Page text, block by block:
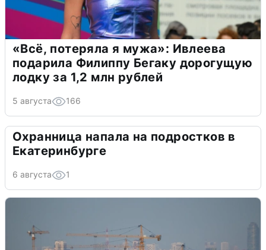
«Всё, потеряла я мужа»: Ивлеева
подарила Филиппу Бегаку дорогущую
лодку за 1,2 млн рублей
5 августа 166
Охранница напала на подростков в
Екатеринбурге
6 августа 1